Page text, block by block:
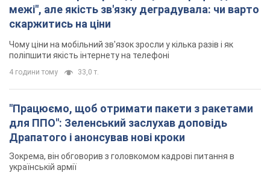
межі", але якість зв'язку деградувала: чи варто
скаржитись на ціни
Чому ціни на мобільний зв'язок зросли у кілька разів і як
поліпшити якість інтернету на телефоні
4 години тому 33,0 т.
"Працюємо, щоб отримати пакети з ракетами
для ППО": Зеленський заслухав доповідь
Драпатого і анонсував нові кроки
Зокрема, він обговорив з головкомом кадрові питання в
українській армії